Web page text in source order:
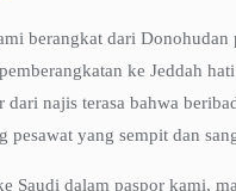
berangkat dari
ke Jeddah
najis terasa bahwa
yang sempit dan
Saudi dalam paspor